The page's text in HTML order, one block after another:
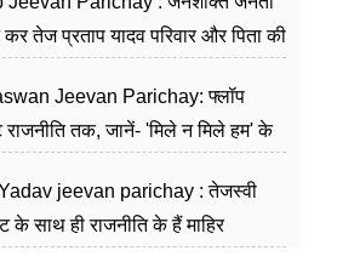
तेज प्रताप यादव परिवार और पिता की
Jeevan Parichay: फ्लॉप
राजनीति तक, जानें- 'मिले न मिले हम' के
jeevan parichay : तेजस्वी
के साथ ही राजनीति के हैं माहिर